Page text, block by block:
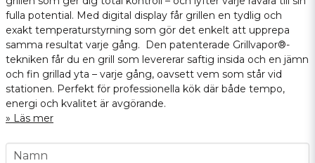
fulla potential. Med digital display får grillen en tydlig och
exakt temperaturstyrning som gör det enkelt att upprepa
samma resultat varje gång. Den patenterade Grillvapor®-
tekniken får du en grill som levererar saftig insida och en jämn
och fin grillad yta – varje gång, oavsett vem som står vid
stationen. Perfekt för professionella kök där både tempo,
energi och kvalitet är avgörande.
Läs mer
name
Namn